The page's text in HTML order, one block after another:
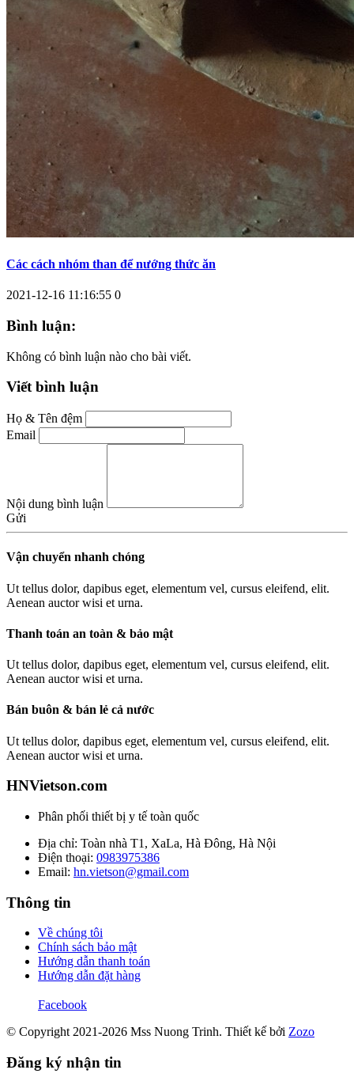
Các cách nhóm than để nướng thức ăn
2021-12-16 11:16:55 0
Bình luận:
Không có bình luận nào cho bài viết.
Viết bình luận
Họ & Tên đệm
Email
Nội dung bình luận
Gửi
Vận chuyển nhanh chóng
Ut tellus dolor, dapibus eget, elementum vel, cursus eleifend, elit.
Aenean auctor wisi et urna.
Thanh toán an toàn & bảo mật
Ut tellus dolor, dapibus eget, elementum vel, cursus eleifend, elit.
Aenean auctor wisi et urna.
Bán buôn & bán lẻ cả nước
Ut tellus dolor, dapibus eget, elementum vel, cursus eleifend, elit.
Aenean auctor wisi et urna.
HNVietson.com
Phân phối thiết bị y tế toàn quốc
Địa chỉ: Toàn nhà T1, XaLa, Hà Đông, Hà Nội
Điện thoại: 0983975386
Email: hn.vietson@gmail.com
Thông tin
Về chúng tôi
Chính sách bảo mật
Hướng dẫn thanh toán
Hướng dẫn đặt hàng
Facebook
© Copyright 2021-2026 Mss Nuong Trinh. Thiết kế bởi Zozo
Đăng ký nhận tin